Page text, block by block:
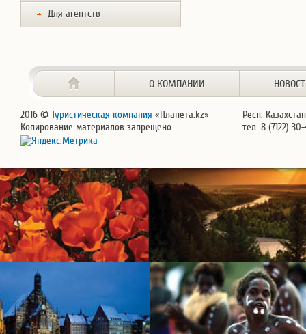
Для агентств
О КОМПАНИИ
2016 © Туристическая компания «Планета.kz»
Копирование материалов запрещено
Респ.
тел. 8 (7122)